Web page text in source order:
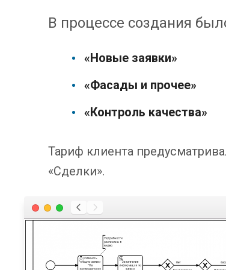
В процессе создания
«Новые заявки»
«Фасады и прочее»
«Контроль качества»
Тариф клиента
«Сделки».